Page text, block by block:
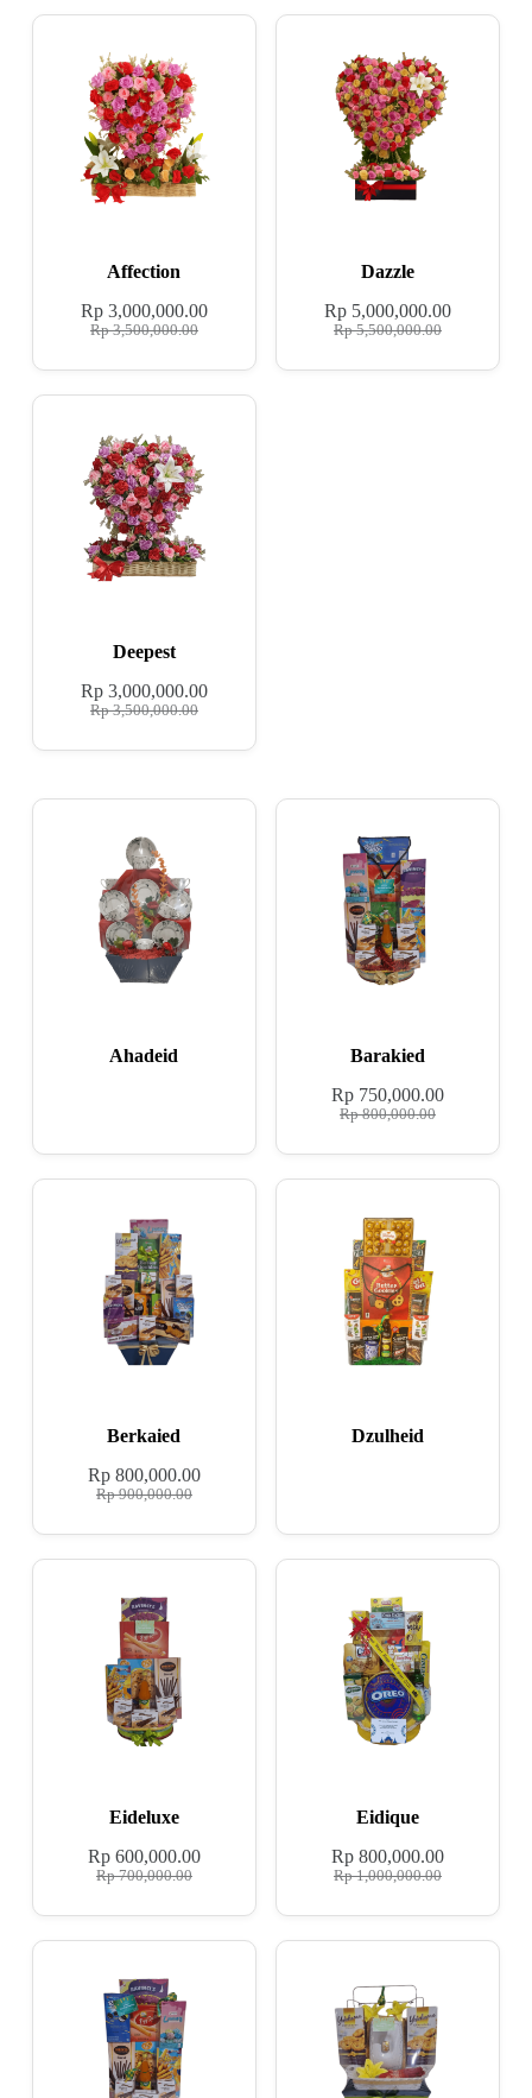
Affection
Rp3,500,000.00
Rp3,000,000.00
Dazzle
Rp5,500,000.00
Rp 5,000,000.00
Deepest
Rp3,500,000.00
Rp3,000,000.00
Ahadeid Barakied
Rp800,000.00
Rp 750,000.00
Berkaied
Rp900,000.00
Rp800,000.00
Dzulheid
Eideluxe
Rp700,000.00
Rp600,000.00
Eidique
Rp1,000,000.00
Rp 800,000.00